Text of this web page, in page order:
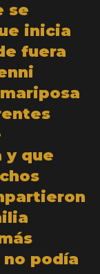
se
inicia
fuera
y que
podía